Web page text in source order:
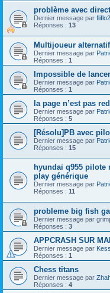
problème avec
Dernier message par
Réponses : 13
Multijoueur
Dernier message par
Réponses : 1
Impossible de
Dernier message par
Réponses : 1
la page n’est pas
Dernier message par
Réponses : 5
[Résolu]PB avec
Dernier message par
Réponses : 15
hyundai q955
play générique
Dernier message par
Réponses : 11
probleme big fish
Dernier message par
Réponses : 3
APPCRASH SUR
Dernier message par
Réponses : 1
Chess titans
Dernier message par
Réponses : 4